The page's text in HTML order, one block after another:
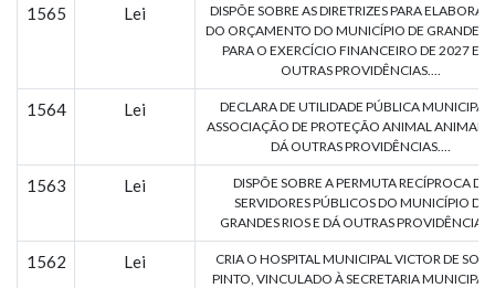
1565 Lei
DISPÕE SOBRE AS DIRETRIZES PARA
DO ORÇAMENTO DO MUNICÍPIO DE GRANDES
PARA O EXERCÍCIO FINANCEIRO DE 2027 E
OUTRAS PROVIDÊNCIAS....
1564 Lei
DECLARA DE UTILIDADE PÚBLICA MUNICIPAL
ASSOCIAÇÃO DE PROTEÇÃO ANIMAL
DÁ OUTRAS PROVIDÊNCIAS....
1563 Lei
DISPÕE SOBRE A PERMUTA RECÍPROCA DE
SERVIDORES PÚBLICOS DO MUNICÍPIO DE
GRANDES RIOS E DÁ OUTRAS
1562 Lei
CRIA O HOSPITAL MUNICIPAL VICTOR DE
PINTO, VINCULADO À SECRETARIA MUNICIPAL